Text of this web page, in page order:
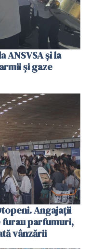
ANSVSA și la
și gaze
Angajații
furau parfumuri,
vânzării